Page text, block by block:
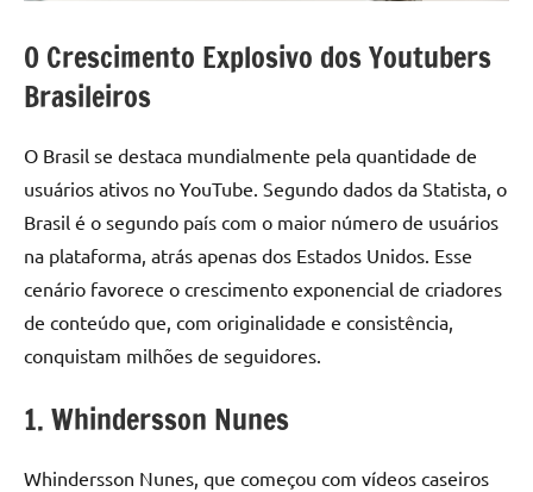
O Crescimento Explosivo dos Youtubers
Brasileiros
O Brasil se destaca mundialmente pela quantidade de
usuários ativos no YouTube. Segundo dados da Statista, o
Brasil é o segundo país com o maior número de usuários
na plataforma, atrás apenas dos Estados Unidos. Esse
cenário favorece o crescimento exponencial de criadores
de conteúdo que, com originalidade e consistência,
conquistam milhões de seguidores.
1. Whindersson Nunes
Whindersson Nunes, que começou com vídeos caseiros